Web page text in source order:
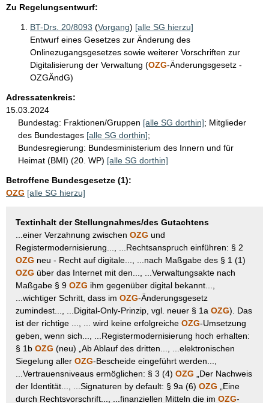
Zu Regelungsentwurf:
BT-Drs. 20/8093 (Vorgang) [alle SG hierzu]
Entwurf eines Gesetzes zur Änderung des
Onlinezugangsgesetzes sowie weiterer Vorschriften zur
Digitalisierung der Verwaltung (OZG-Änderungsgesetz -
OZGÄndG)
Adressatenkreis:
15.03.2024
Bundestag: Fraktionen/Gruppen [alle SG dorthin]; Mitglieder
des Bundestages [alle SG dorthin];
Bundesregierung: Bundesministerium des Innern und für
Heimat (BMI) (20. WP) [alle SG dorthin]
Betroffene Bundesgesetze (1):
OZG [alle SG hierzu]
Textinhalt der Stellungnahmes/des Gutachtens
...einer Verzahnung zwischen OZG und
Registermodernisierung..., ...Rechtsanspruch einführen: § 2
OZG neu - Recht auf digitale..., ...nach Maßgabe des § 1 (1)
OZG über das Internet mit den..., ...Verwaltungsakte nach
Maßgabe § 9 OZG ihm gegenüber digital bekannt...,
...wichtiger Schritt, dass im OZG-Änderungsgesetz
zumindest..., ...Digital-Only-Prinzip, vgl. neuer § 1a OZG). Das
ist der richtige ..., ... wird keine erfolgreiche OZG-Umsetzung
geben, wenn sich..., ...Registermodernisierung hoch erhalten:
§ 1b OZG (neu) „Ab Ablauf des dritten..., ...elektronischen
Siegelung aller OZG-Bescheide eingeführt werden...,
...Vertrauensniveaus ermöglichen: § 3 (4) OZG „Der Nachweis
der Identität..., ...Signaturen by default: § 9a (6) OZG „Eine
durch Rechtsvorschrift..., ...finanziellen Mitteln die im OZG-